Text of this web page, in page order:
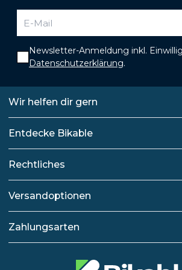
Newsletter-Anmeldung inkl.
Datenschutzerklärung.
Wir helfen dir gern
Entdecke Bikable
Rechtliches
Versandoptionen
Zahlungsarten